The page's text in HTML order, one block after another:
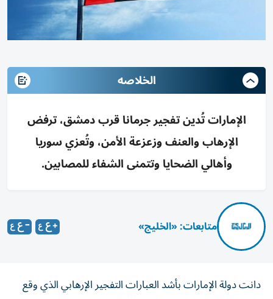
الخلاصه
الإمارات تُدين تفجير جرمانا قرب دمشق، ترفض
الإرهاب والعنف وزعزعة الأمن، وتُعزي سوريا
وأهالي الضحايا وتتمنى الشفاء للمصابين.
متابعات: «الخليج»
دانت دولة الإمارات بأشد العبارات التفجير الإرهابي الذي وقع